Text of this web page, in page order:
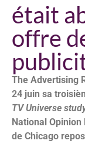
était
offre
The Advertising
24 juin sa
TV Universe
National Opinion
de Chicago